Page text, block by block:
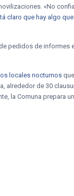
«No
claro que hay algo
pedidos de informes
locales nocturnos
alrededor de 30
la Comuna prepara